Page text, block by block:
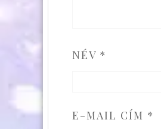
NÉV *
E-MAIL CÍM *